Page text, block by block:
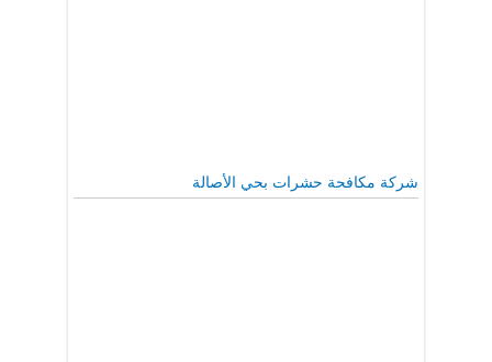
شركة مكافحة حشرات بحي الأصالة